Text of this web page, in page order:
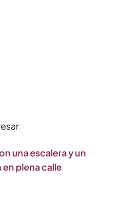
una escalera y un
plena calle